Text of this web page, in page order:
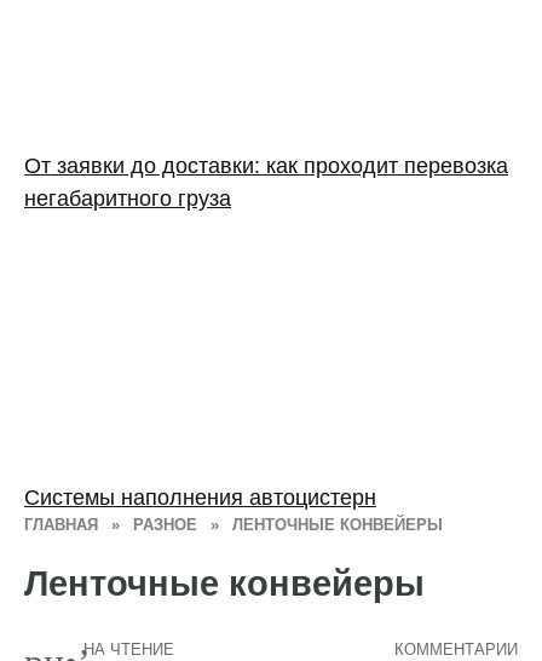
ГЛАВНАЯ » РАЗНОЕ » ЛЕНТОЧНЫЕ КОНВЕЙЕРЫ
Ленточные конвейеры
НА ЧТЕНИЕ КОММЕНТАРИИ
От заявки до доставки: как проходит перевозка
негабаритного груза
Системы наполнения автоцистерн